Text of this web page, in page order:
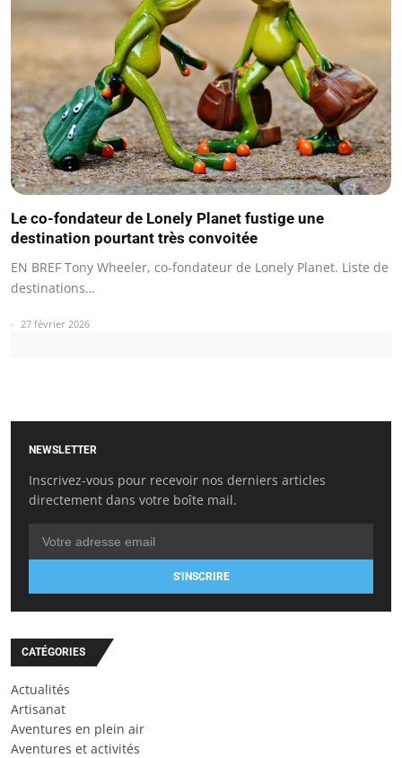
Le co-fondateur de Lonely Planet fustige une
destination pourtant très convoitée
EN BREF Tony Wheeler, co-fondateur de Lonely Planet. Liste de
destinations…
27 février 2026
NEWSLETTER
Inscrivez-vous pour recevoir nos derniers articles
directement dans votre boîte mail.
S'INSCRIRE
CATÉGORIES
Actualités
Artisanat
Aventures en plein air
Aventures et activités